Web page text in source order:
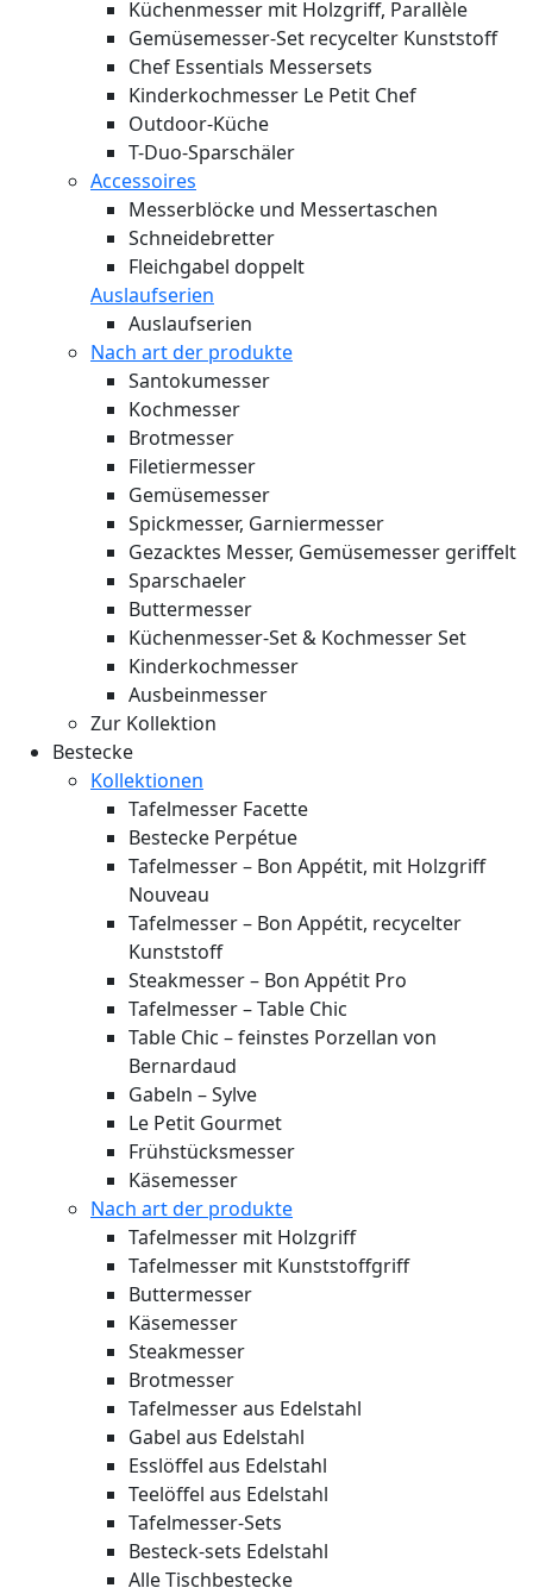
Küchenmesser mit Holzgriff, Parallèle
Gemüsemesser-Set recycelter Kunststoff
Chef Essentials Messersets
Kinderkochmesser Le Petit Chef
Outdoor-Küche
T-Duo-Sparschäler
Accessoires
Messerblöcke und Messertaschen
Schneidebretter
Fleichgabel doppelt
Auslaufserien
Auslaufserien
Nach art der produkte
Santokumesser
Kochmesser
Brotmesser
Filetiermesser
Gemüsemesser
Spickmesser, Garniermesser
Gezacktes Messer, Gemüsemesser geriffelt
Sparschaeler
Buttermesser
Küchenmesser-Set & Kochmesser Set
Kinderkochmesser
Ausbeinmesser
Zur Kollektion
Bestecke
Kollektionen
Tafelmesser Facette
Bestecke Perpétue
Tafelmesser – Bon Appétit, mit Holzgriff
Nouveau
Tafelmesser – Bon Appétit, recycelter
Kunststoff
Steakmesser – Bon Appétit Pro
Tafelmesser – Table Chic
Table Chic – feinstes Porzellan von
Bernardaud
Gabeln – Sylve
Le Petit Gourmet
Frühstücksmesser
Käsemesser
Nach art der produkte
Tafelmesser mit Holzgriff
Tafelmesser mit Kunststoffgriff
Buttermesser
Käsemesser
Steakmesser
Brotmesser
Tafelmesser aus Edelstahl
Gabel aus Edelstahl
Esslöffel aus Edelstahl
Teelöffel aus Edelstahl
Tafelmesser-Sets
Besteck-sets Edelstahl
Alle Tischbestecke